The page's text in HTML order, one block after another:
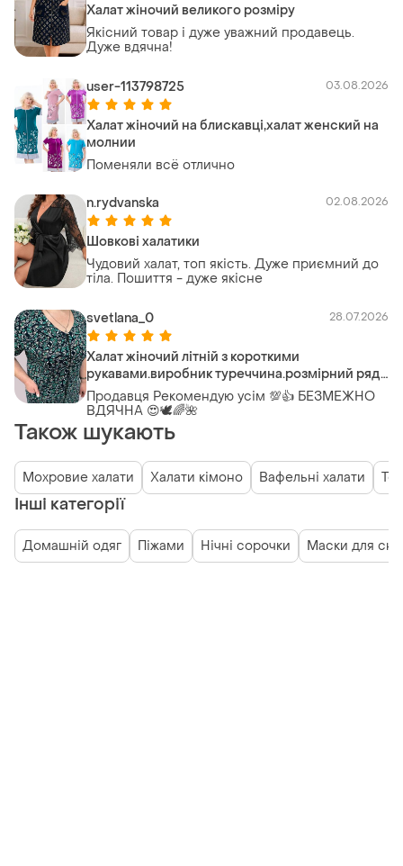
Халат жіночий великого розміру
Якісний товар і дуже уважний продавець.
Дуже вдячна!
user-113798725 03.08.2026
Халат жіночий на блискавці,халат женский на
молнии
Поменяли всё отлично
n.rydvanska 02.08.2026
Шовкові халатики
Чудовий халат, топ якість. Дуже приємний до
тіла. Пошиття - дуже якісне
svetlana_0 28.07.2026
Халат жіночий літній з короткими
рукавами.виробник туреччина.розмірний ряд
хл-5хл.
Продавця Рекомендую усім 💯👍 БЕЗМЕЖНО
ВДЯЧНА 😍🕊️🌈🌺
Також шукають
Мохровие халати Халати кімоно Вафельні халати
Інші категорії
Домашній одяг Піжами Нічні сорочки Маски для сну